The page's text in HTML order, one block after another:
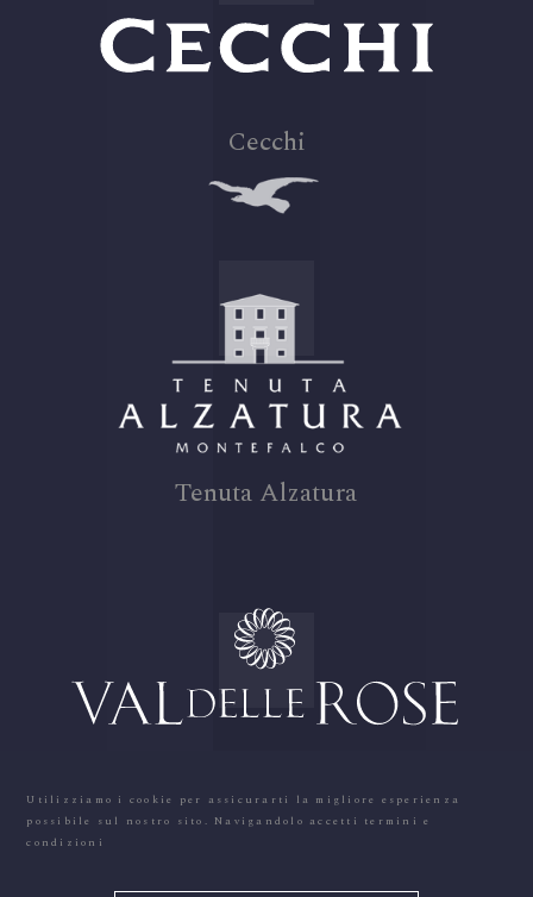
Cecchi
Tenuta Alzatura
@2016 - Famiglia Cecchi
Utilizziamo i cookie per assicurarti la migliore esperienza
possibile sul nostro sito. Navigandolo accetti termini e
condizioni